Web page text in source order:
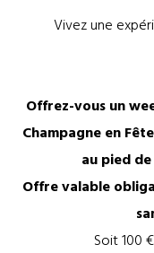
Vivez une
Offrez-vous un
Champagne en Fête
au pied
Offre valable
Soit 100